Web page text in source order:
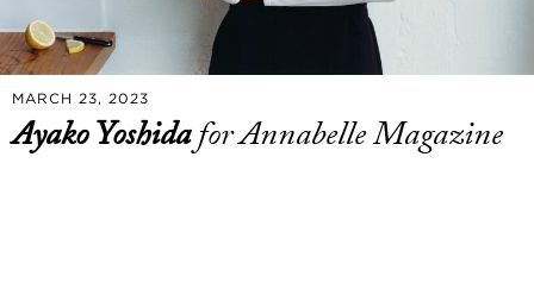
MARCH 23, 2023
Ayako Yoshidafor Annabelle Magazine